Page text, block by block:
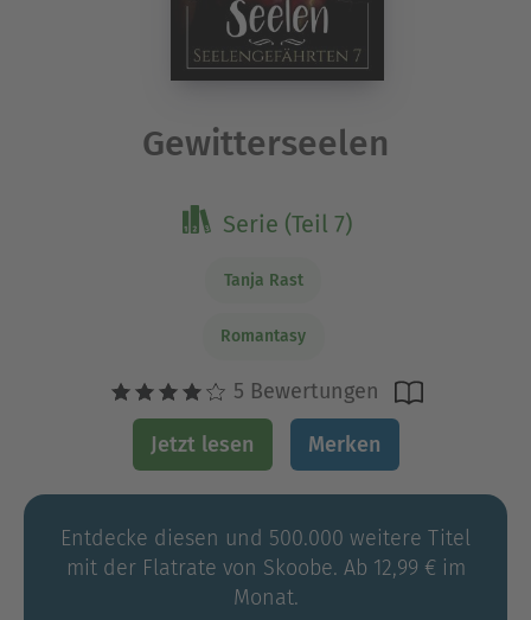
Gewitterseelen
Serie (Teil 7)
Tanja Rast
Romantasy
5 Bewertungen
Jetzt lesen Merken
Entdecke diesen und 500.000 weitere Titel
mit der Flatrate von Skoobe. Ab 12,99 € im
Monat.